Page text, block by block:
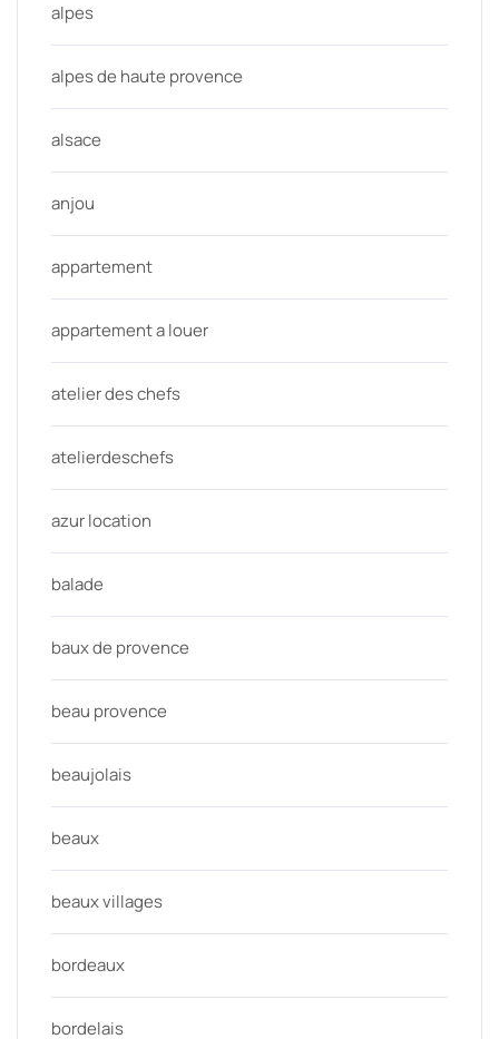
alpes
alpes de haute provence
alsace
anjou
appartement
appartement a louer
atelier des chefs
atelierdeschefs
azur location
balade
baux de provence
beau provence
beaujolais
beaux
beaux villages
bordeaux
bordelais